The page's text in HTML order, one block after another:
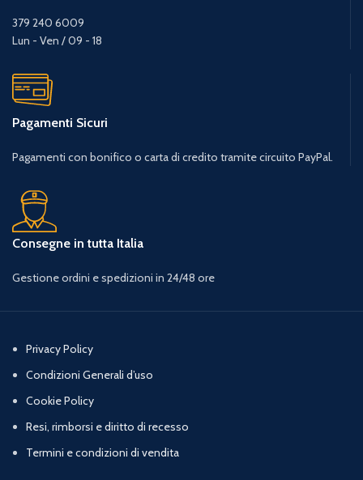
379 240 6009
Lun - Ven / 09 - 18
Pagamenti Sicuri
Pagamenti con bonifico o carta di credito tramite circuito PayPal.
Consegne in tutta Italia
Gestione ordini e spedizioni in 24/48 ore
Privacy Policy
Condizioni Generali d’uso
Cookie Policy
Resi, rimborsi e diritto di recesso
Termini e condizioni di vendita